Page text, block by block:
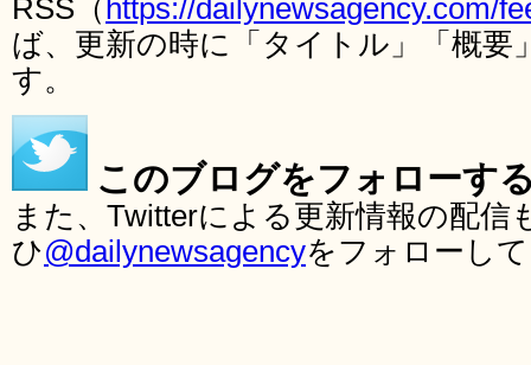
RSS（ https://dailynewsagency.com/
ば、更新の時に「タイトル」「概要
す。
このブログをフォローす
また、Twitterによる更新情報の配
ひ@dailynewsagencyをフォローし